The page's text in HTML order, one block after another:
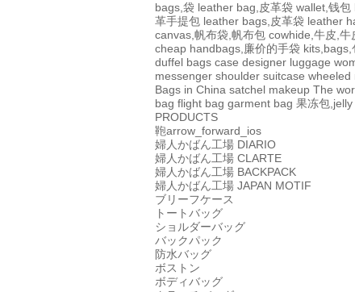
bags,袋 leather bag,皮革袋 wallet,钱包
革手提包 leather bags,皮革袋 leather
canvas,帆布袋,帆布包 cowhide,牛皮,牛
cheap handbags,廉价的手袋 kits,bags,
duffel bags case designer luggage
messenger shoulder suitcase wheeled
Bags in China satchel makeup The
bag flight bag garment bag 果冻包,jelly
PRODUCTS
鞄arrow_forward_ios
婦人かばん工場 DIARIO
婦人かばん工場 CLARTE
婦人かばん工場 BACKPACK
婦人かばん工場 JAPAN MOTIF
ブリーフケース
トートバッグ
ショルダーバッグ
バックパック
防水バッグ
ボストン
ボディバッグ